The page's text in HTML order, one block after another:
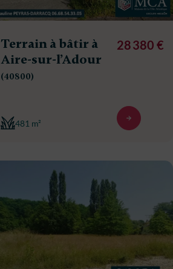
Terrain à bâtir à
Aire-sur-l’Adour
(40800)
481 m²
28 380 €